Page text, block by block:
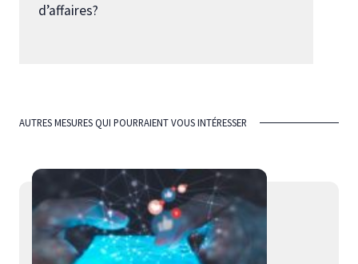
d’affaires?
AUTRES MESURES QUI POURRAIENT VOUS INTÉRESSER